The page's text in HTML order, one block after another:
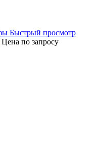
Быстрый просмотр
Цена по запросу